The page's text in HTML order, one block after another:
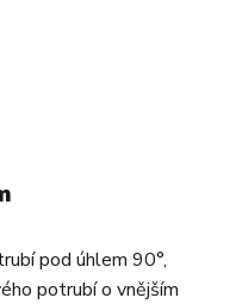
pod úhlem 90°,
potrubí o vnějším